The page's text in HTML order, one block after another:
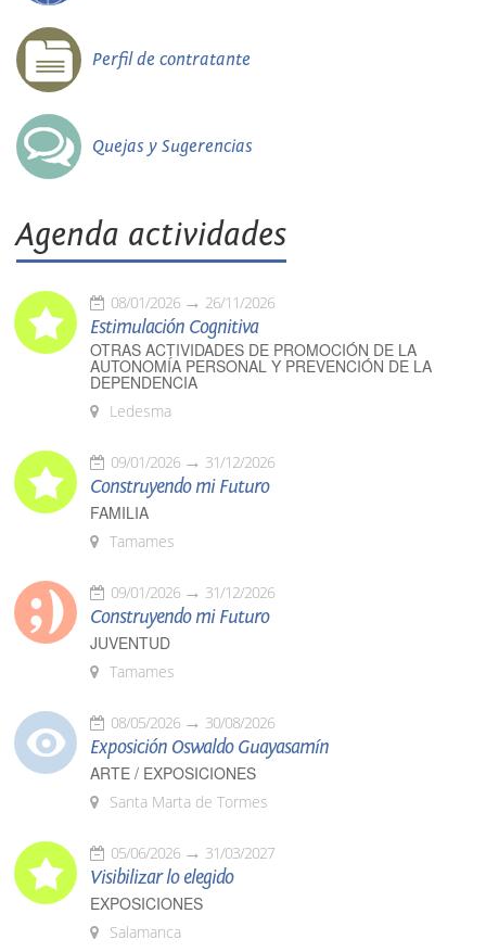
Perfil de contratante
Quejas y Sugerencias
Agenda actividades
08/01/2026 26/11/2026
Estimulación Cognitiva
OTRAS ACTIVIDADES DE PROMOCIÓN DE LA
AUTONOMÍA PERSONAL Y PREVENCIÓN DE LA
DEPENDENCIA
Ledesma
09/01/2026 31/12/2026
Construyendo mi Futuro
FAMILIA
Tamames
09/01/2026 31/12/2026
Construyendo mi Futuro
JUVENTUD
Tamames
08/05/2026 30/08/2026
Exposición Oswaldo Guayasamín
ARTE / EXPOSICIONES
Santa Marta de Tormes
05/06/2026 31/03/2027
Visibilizar lo elegido
EXPOSICIONES
Salamanca